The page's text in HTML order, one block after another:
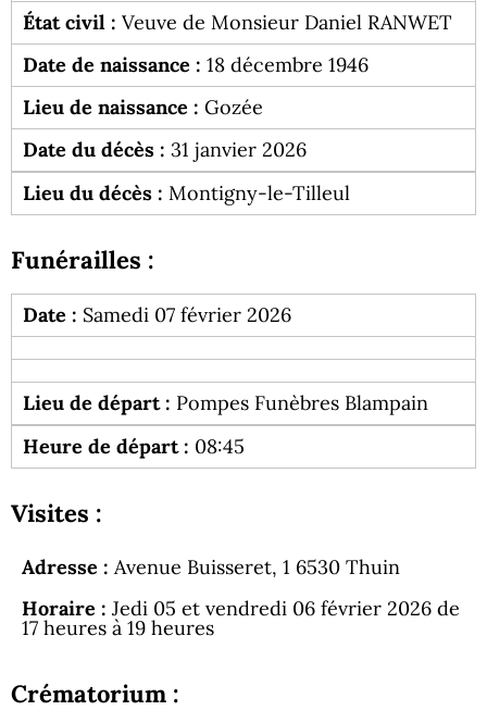
État civil : Veuve de Monsieur Daniel RANWET
Date de naissance : 18 décembre 1946
Lieu de naissance : Gozée
Date du décès : 31 janvier 2026
Lieu du décès : Montigny-le-Tilleul
Funérailles :
Date : Samedi 07 février 2026
Lieu de départ : Pompes Funèbres Blampain
Heure de départ : 08:45
Visites :
Adresse : Avenue Buisseret, 1 6530 Thuin
Horaire : Jedi 05 et vendredi 06 février 2026 de
17 heures à 19 heures
Crématorium :